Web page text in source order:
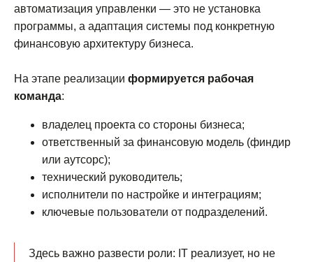
автоматизация управленки — это не установка
программы, а адаптация системы под конкретную
финансовую архитектуру бизнеса.
На этапе реализации формируется рабочая
команда:
владелец проекта со стороны бизнеса;
ответственный за финансовую модель (финдир
или аутсорс);
технический руководитель;
исполнители по настройке и интеграциям;
ключевые пользователи от подразделений.
Здесь важно развести роли: IT реализует, но не